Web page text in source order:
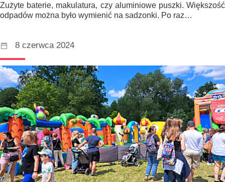
Zużyte baterie, makulatura, czy aluminiowe puszki. Większość
odpadów można było wymienić na sadzonki. Po raz…
8 czerwca 2024